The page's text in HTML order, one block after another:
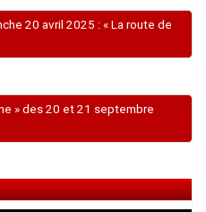
20 avril 2025 : « La route de
» des 20 et 21 septembre